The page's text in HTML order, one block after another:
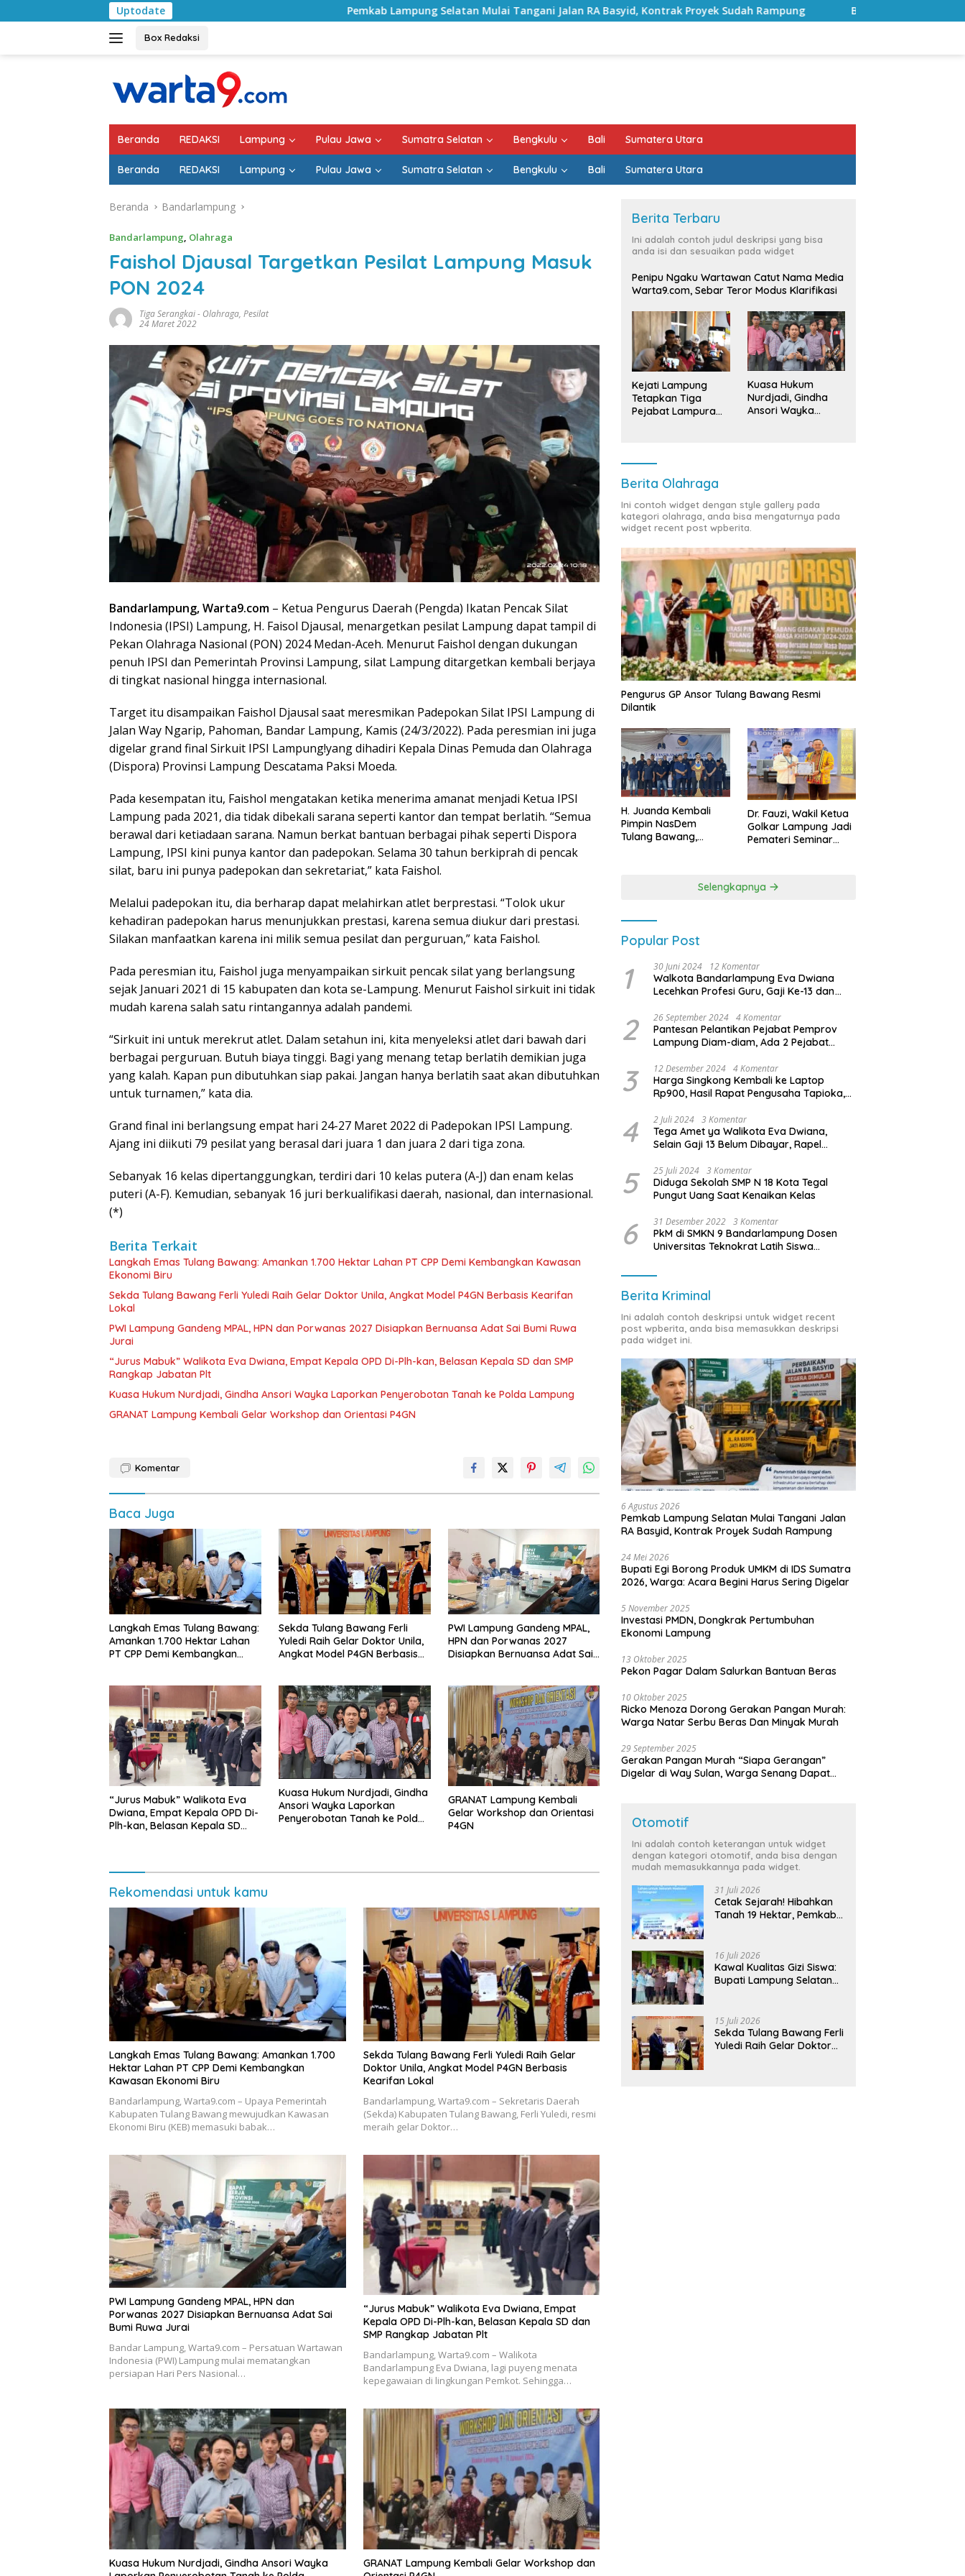
ke
Uptodate Pemkab Lampung Selatan Mulai Tangani Jalan RA Basyid, Kontrak Proyek Sudah Rampung Bulan Kemerdekaan, Bupati Lampung
Box Redaksi
Beranda REDAKSI Lampung Pulau Jawa Sumatra Selatan Bengkulu Bali Sumatera Utara
Beranda REDAKSI Lampung Pulau Jawa Sumatra Selatan Bengkulu Bali Sumatera Utara
Beranda Bandarlampung
Bandarlampung, Olahraga
Faishol Djausal Targetkan Pesilat Lampung Masuk
PON 2024
Tiga Serangkai- Olahraga, Pesilat
24 Maret 2022
Bandarlampung, Warta9.com – Ketua Pengurus Daerah (Pengda) Ikatan Pencak Silat
Indonesia (IPSI) Lampung, H. Faisol Djausal, menargetkan pesilat Lampung dapat tampil di
Pekan Olahraga Nasional (PON) 2024 Medan-Aceh. Menurut Faishol dengan dukungan
penuh IPSI dan Pemerintah Provinsi Lampung, silat Lampung ditargetkan kembali berjaya
di tingkat nasional hingga internasional.
Target itu disampaikan Faishol Djausal saat meresmikan Padepokan Silat IPSI Lampung di
Jalan Way Ngarip, Pahoman, Bandar Lampung, Kamis (24/3/2022). Pada peresmian ini juga
digelar grand final Sirkuit IPSI Lampung!yang dihadiri Kepala Dinas Pemuda dan Olahraga
(Dispora) Provinsi Lampung Descatama Paksi Moeda.
Pada kesempatan itu, Faishol mengatakan ketika menerima amanat menjadi Ketua IPSI
Lampung pada 2021, dia tidak dibekali sarana seperti kantor dan tempat berlatih. “Semua
berawal dari ketiadaan sarana. Namun berkat bantuan berbagai pihak seperti Dispora
Lampung, IPSI kini punya kantor dan padepokan. Selama 30 tahun berkiprah di pencak
silat, baru ini punya padepokan dan sekretariat,” kata Faishol.
Melalui padepokan itu, dia berharap dapat melahirkan atlet berprestasi. “Tolok ukur
kehadiran padepokan harus menunjukkan prestasi, karena semua diukur dari prestasi.
Silakan manfaatkan karena ini milik semua pesilat dan perguruan,” kata Faishol.
Pada peresmian itu, Faishol juga menyampaikan sirkuit pencak silat yang berlangsung
sejak Januari 2021 di 15 kabupaten dan kota se-Lampung. Menurut Faishol sirkuit ini tidak
mudah karena salah satu rintangannya adalah pandemi.
“Sirkuit ini untuk merekrut atlet. Dalam setahun ini, kita menyeleksi atlet dari bawah dari
berbagai perguruan. Butuh biaya tinggi. Bagi yang menang tetap berlatih demikian juga
yang kalah. Kapan pun dibutuhkan siap pakai. Jangan hanya berlatih saat akan dibutuhkan
untuk turnamen,” kata dia.
Grand final ini berlangsung empat hari 24-27 Maret 2022 di Padepokan IPSI Lampung.
Ajang ini diikuti 79 pesilat yang berasal dari juara 1 dan juara 2 dari tiga zona.
Sebanyak 16 kelas dipertanggungkan, terdiri dari 10 kelas putera (A-J) dan enam kelas
puteri (A-F). Kemudian, sebanyak 16 juri berkualifikasi daerah, nasional, dan internasional.
(*)
Berita Terkait
Langkah Emas Tulang Bawang: Amankan 1.700 Hektar Lahan PT CPP Demi Kembangkan Kawasan
Ekonomi Biru
Sekda Tulang Bawang Ferli Yuledi Raih Gelar Doktor Unila, Angkat Model P4GN Berbasis Kearifan
Lokal
PWI Lampung Gandeng MPAL, HPN dan Porwanas 2027 Disiapkan Bernuansa Adat Sai Bumi Ruwa
Jurai
“Jurus Mabuk” Walikota Eva Dwiana, Empat Kepala OPD Di-Plh-kan, Belasan Kepala SD dan SMP
Rangkap Jabatan Plt
Kuasa Hukum Nurdjadi, Gindha Ansori Wayka Laporkan Penyerobotan Tanah ke Polda Lampung
GRANAT Lampung Kembali Gelar Workshop dan Orientasi P4GN
Komentar
Baca Juga
Langkah Emas Tulang Bawang:
Amankan 1.700 Hektar Lahan
PT CPP Demi Kembangkan
Sekda Tulang Bawang Ferli
Yuledi Raih Gelar Doktor Unila,
Angkat Model P4GN Berbasis
PWI Lampung Gandeng MPAL,
HPN dan Porwanas 2027
Disiapkan Bernuansa Adat Sai
“Jurus Mabuk” Walikota Eva
Dwiana, Empat Kepala OPD Di-
Plh-kan, Belasan Kepala SD
Kuasa Hukum Nurdjadi, Gindha
Ansori Wayka Laporkan
Penyerobotan Tanah ke Polda
GRANAT Lampung Kembali
Gelar Workshop dan Orientasi
P4GN
Rekomendasi untuk kamu
Langkah Emas Tulang Bawang: Amankan 1.700
Hektar Lahan PT CPP Demi Kembangkan
Kawasan Ekonomi Biru
Bandarlampung, Warta9.com – Upaya Pemerintah
Kabupaten Tulang Bawang mewujudkan Kawasan
Ekonomi Biru (KEB) memasuki babak…
Sekda Tulang Bawang Ferli Yuledi Raih Gelar
Doktor Unila, Angkat Model P4GN Berbasis
Kearifan Lokal
Bandarlampung, Warta9.com – Sekretaris Daerah
(Sekda) Kabupaten Tulang Bawang, Ferli Yuledi, resmi
meraih gelar Doktor…
PWI Lampung Gandeng MPAL, HPN dan
Porwanas 2027 Disiapkan Bernuansa Adat Sai
Bumi Ruwa Jurai
Bandar Lampung, Warta9.com – Persatuan Wartawan
Indonesia (PWI) Lampung mulai mematangkan
persiapan Hari Pers Nasional…
“Jurus Mabuk” Walikota Eva Dwiana, Empat
Kepala OPD Di-Plh-kan, Belasan Kepala SD dan
SMP Rangkap Jabatan Plt
Bandarlampung, Warta9.com – Walikota
Bandarlampung Eva Dwiana, lagi puyeng menata
kepegawaian di lingkungan Pemkot. Sehingga…
Kuasa Hukum Nurdjadi, Gindha Ansori Wayka
GRANAT Lampung Kembali Gelar Workshop dan
Berita Terbaru
Ini adalah contoh judul deskripsi yang bisa
anda isi dan sesuaikan pada widget
Penipu Ngaku Wartawan Catut Nama Media
Warta9.com, Sebar Teror Modus Klarifikasi
Kejati Lampung
Tetapkan Tiga
Pejabat Lampura
Kuasa Hukum
Nurdjadi, Gindha
Ansori Wayka
Berita Olahraga
Ini contoh widget dengan style gallery pada
kategori olahraga, anda bisa mengaturnya pada
widget recent post wpberita.
Pengurus GP Ansor Tulang Bawang Resmi
Dilantik
H. Juanda Kembali
Pimpin NasDem
Tulang Bawang,
Dr. Fauzi, Wakil Ketua
Golkar Lampung Jadi
Pemateri Seminar
Kebangsaan
Selengkapnya
Popular Post
1 30 Juni 2024 12 Komentar
Walkota Bandarlampung Eva Dwiana
Lecehkan Profesi Guru, Gaji Ke-13 dan
2 26 September 2024 4 Komentar
Pantesan Pelantikan Pejabat Pemprov
Lampung Diam-diam, Ada 2 Pejabat
3 12 Desember 2024 4 Komentar
Harga Singkong Kembali ke Laptop
Rp900, Hasil Rapat Pengusaha Tapioka,
Lampung
4 2 Juli 2024 3 Komentar
Tega Amet ya Walikota Eva Dwiana,
Selain Gaji 13 Belum Dibayar, Rapel
Dibayar
5 25 Juli 2024 3 Komentar
Diduga Sekolah SMP N 18 Kota Tegal
Pungut Uang Saat Kenaikan Kelas
6 31 Desember 2022 3 Komentar
PkM di SMKN 9 Bandarlampung Dosen
Universitas Teknokrat Latih Siswa
Berita Kriminal
Ini adalah contoh deskripsi untuk widget recent
post wpberita, anda bisa memasukkan deskripsi
pada widget ini.
6 Agustus 2026
Pemkab Lampung Selatan Mulai Tangani Jalan
RA Basyid, Kontrak Proyek Sudah Rampung
24 Mei 2026
Bupati Egi Borong Produk UMKM di IDS Sumatra
2026, Warga: Acara Begini Harus Sering Digelar
5 November 2025
Investasi PMDN, Dongkrak Pertumbuhan
Ekonomi Lampung
13 Oktober 2025
Pekon Pagar Dalam Salurkan Bantuan Beras
10 Oktober 2025
Ricko Menoza Dorong Gerakan Pangan Murah:
Warga Natar Serbu Beras Dan Minyak Murah
29 September 2025
Gerakan Pangan Murah “Siapa Gerangan”
Digelar di Way Sulan, Warga Senang Dapat
Otomotif
Ini adalah contoh keterangan untuk widget
dengan kategori otomotif, anda bisa dengan
mudah memasukkannya pada widget.
31 Juli 2026
Cetak Sejarah! Hibahkan
Tanah 19 Hektar, Pemkab
Terintegrasi Pertama di
Lampung
16 Juli 2026
Kawal Kualitas Gizi Siswa:
Bupati Lampung Selatan
Bergizi Gratis di Natar
15 Juli 2026
Sekda Tulang Bawang Ferli
Yuledi Raih Gelar Doktor